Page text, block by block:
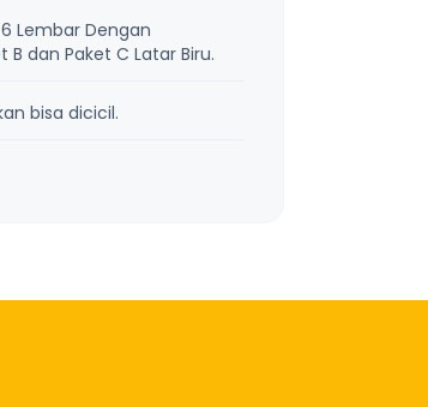
Lembar Dengan
dan Paket C Latar Biru.
bisa dicicil.